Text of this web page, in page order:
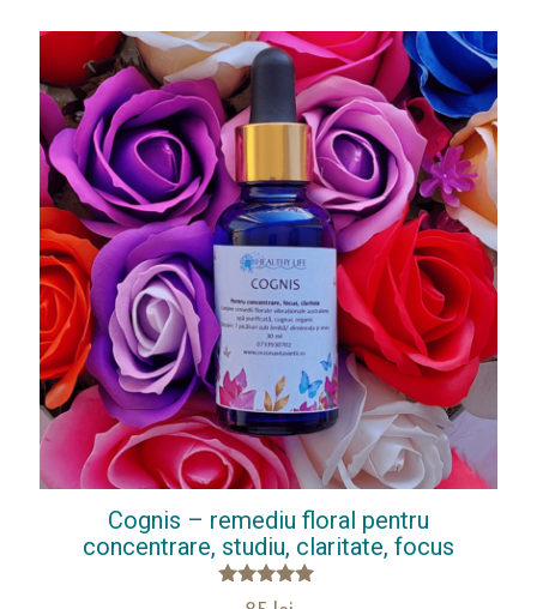
Cognis – remediu floral pentru
concentrare, studiu, claritate, focus
Evaluat la